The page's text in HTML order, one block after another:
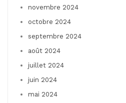
novembre 2024
octobre 2024
septembre 2024
août 2024
juillet 2024
juin 2024
mai 2024